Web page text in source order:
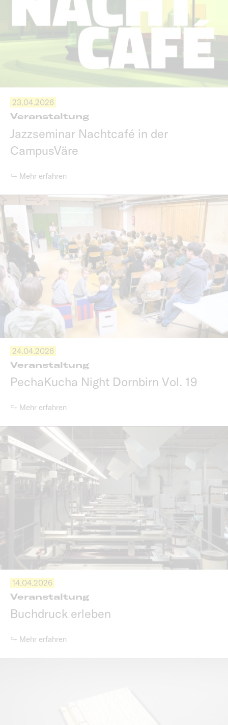
23.04.2026
Veranstaltung
Jazzseminar Nachtcafé in der
CampusVäre
↪ Mehr erfahren
24.04.2026
Veranstaltung
PechaKucha Night Dornbirn Vol. 19
↪ Mehr erfahren
14.04.2026
Veranstaltung
Buchdruck erleben
↪ Mehr erfahren